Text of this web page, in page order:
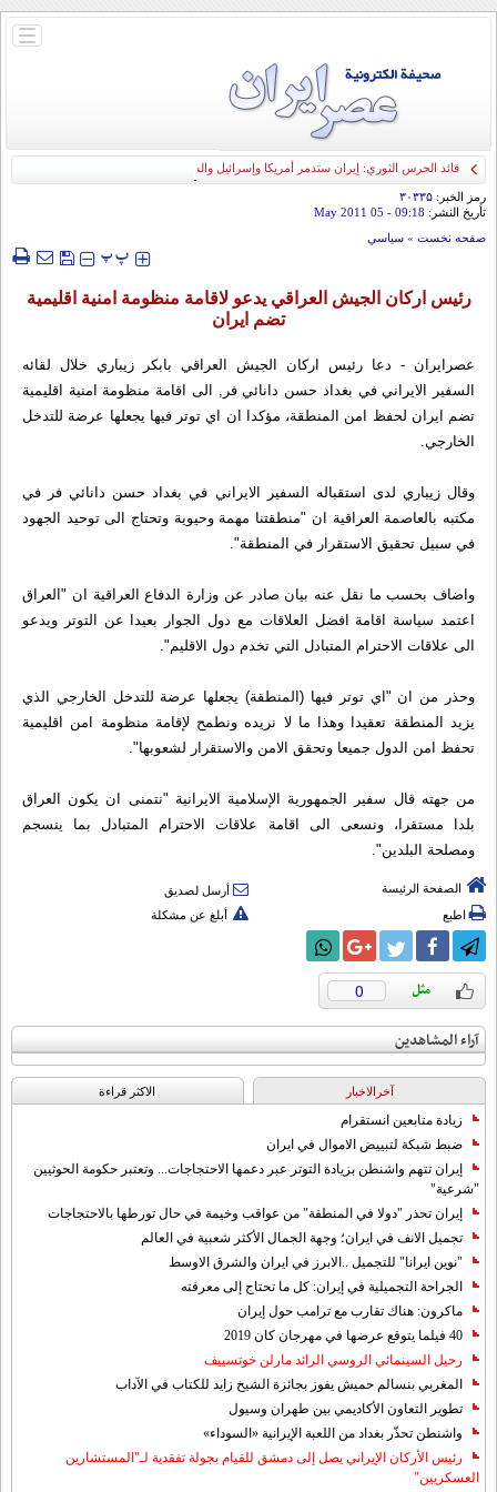
باز
قائد الحرس الثوري: إيران ستدمر أمريكا وإسرائيل والسعودية إذا تجاوزت خطوط طهران
الحمراء
رمز الخبر: ۳۰۳۳۵
تأريخ النشر: 09:18
- 05 May 2011
صفحه نخست » سياسي
‍‍‍ پپ
رئيس اركان الجيش العراقي يدعو لاقامة منظومة امنية اقليمية
تضم ايران
عصرايران - دعا رئيس اركان الجيش العراقي بابكر زيباري خلال لقائه
السفير الايراني في بغداد حسن دانائي فر, الى اقامة منظومة امنية اقليمية
تضم ايران لحفظ امن المنطقة، مؤكدا ان اي توتر فيها يجعلها عرضة للتدخل
الخارجي.
وقال زيباري لدى استقباله السفير الايراني في بغداد حسن دانائي فر في
مكتبه بالعاصمة العراقية ان "منطقتنا مهمة وحيوية وتحتاج الى توحيد الجهود
في سبيل تحقيق الاستقرار في المنطقة".
واضاف بحسب ما نقل عنه بيان صادر عن وزارة الدفاع العراقية ان "العراق
اعتمد سياسة اقامة افضل العلاقات مع دول الجوار بعيدا عن التوتر ويدعو
الى علاقات الاحترام المتبادل التي تخدم دول الاقليم".
وحذر من ان "اي توتر فيها (المنطقة) يجعلها عرضة للتدخل الخارجي الذي
يزيد المنطقة تعقيدا وهذا ما لا نريده ونطمح لإقامة منظومة امن اقليمية
تحفظ امن الدول جميعا وتحقق الامن والاستقرار لشعوبها".
من جهته قال سفير الجمهورية الإسلامية الايرانية "نتمنى ان يكون العراق
بلدا مستقرا، ونسعى الى اقامة علاقات الاحترام المتبادل بما ينسجم
ومصلحة البلدين".
الصفحة الرئيسة
أرسل لصديق
اطبع
أبلغ عن مشكلة
0
آراء المشاهدين
آخرالاخبار الاکثر قراءة
زيادة متابعين انستقرام
ضبط شبكة لتبييض الاموال في ايران
إيران تتهم واشنطن بزيادة التوتر عبر دعمها الاحتجاجات... وتعتبر حكومة الحوثيين
"شرعية"
إيران تحذر "دولا في المنطقة" من عواقب وخيمة في حال تورطها بالاحتجاجات
تجميل الانف في ايران؛ وجهة الجمال الأكثر شعبية في العالم
"نوين ايرانا" للتجميل ..الابرز في ايران والشرق الاوسط
الجراحة التجميلية في إيران: كل ما تحتاج إلى معرفته
ماكرون: هناك تقارب مع ترامب حول إيران
40 فيلما يتوقع عرضها في مهرجان كان 2019
رحيل السينمائي الروسي الرائد مارلن خوتسييف
المغربي بنسالم حميش يفوز بجائزة الشيخ زايد للكتاب في الآداب
تطوير التعاون الأكاديمي بين طهران وسيول
واشنطن تحذّر بغداد من اللعبة الإيرانية «السوداء»
رئيس الأركان الإيراني يصل إلى دمشق للقيام بجولة تفقدية لـ"المستشارين
العسكريين"